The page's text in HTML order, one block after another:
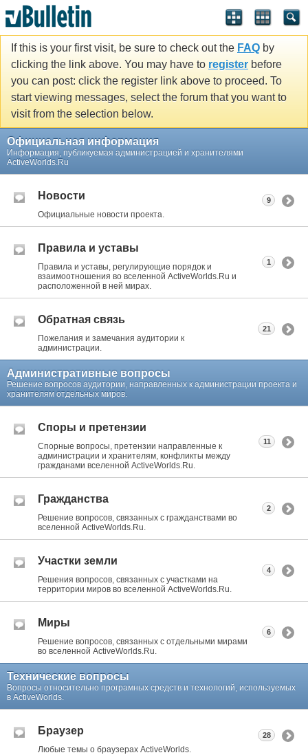
If this is your first visit, be sure to check out the FAQ by
clicking the link above. You may have to register before
you can post: click the register link above to proceed. To
start viewing messages, select the forum that you want to
visit from the selection below.
Официальная информация
Информация, публикуемая администрацией и хранителями
ActiveWorlds.Ru
Новости
Официальные новости проекта.
9
Правила и уставы
Правила и уставы, регулирующие порядок и
взаимоотношения во вселенной ActiveWorlds.Ru и
расположенной в ней мирах.
1
Обратная связь
Пожелания и замечания аудитории к
администрации.
21
Административные вопросы
Решение вопросов аудитории, направленных к администрации проекта и
хранителям отдельных миров.
Споры и претензии
Спорные вопросы, претензии направленные к
администрации и хранителям, конфликты между
гражданами вселенной ActiveWorlds.Ru.
11
Гражданства
Решение вопросов, связанных с гражданствами во
вселенной ActiveWorlds.Ru.
2
Участки земли
Решения вопросов, связанных с участками на
территории миров во вселенной ActiveWorlds.Ru.
4
Миры
Решение вопросов, связанных с отдельными мирами
во вселенной ActiveWorlds.Ru.
6
Технические вопросы
Вопросы относительно програмных средств и технологий, используемых
в ActiveWorlds.
Браузер
Любые темы о браузерах ActiveWorlds.
28